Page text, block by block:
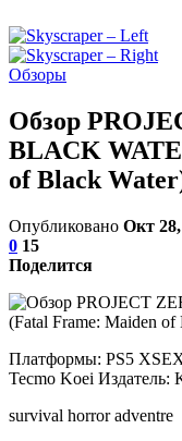
Обзоры
Обзор
BLACK
of Black
Опубликовано Окт 28,
0 15
Поделится
Платформы: PS5
Tecmo Koei Издатель:
survival horror adventre